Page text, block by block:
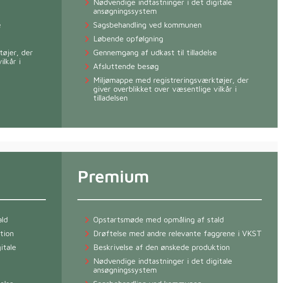
der
i
Nødvendige indtastninger i det digitale
ansøgningssystem
Sagsbehandling ved kommunen
Løbende opfølgning
Gennemgang af udkast til tilladelse
Afsluttende besøg
Miljømappe med registreringsværktøjer, der
giver overblikket over væsentlige vilkår i
tilladelsen
Premium
Opstartsmøde med opmåling af stald
Drøftelse med andre relevante faggrene i VKST
Beskrivelse af den ønskede produktion
Nødvendige indtastninger i det digitale
ansøgningssystem